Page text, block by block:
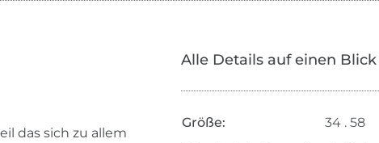
das sich zu allem
Alle Details auf einen Blick
Größe:
34 . 58